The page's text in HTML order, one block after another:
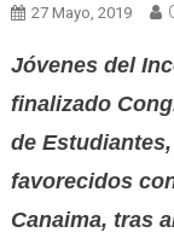
27 Mayo, 2019
Jóvenes del
finalizado
de
favorecidos
Canaima, tras